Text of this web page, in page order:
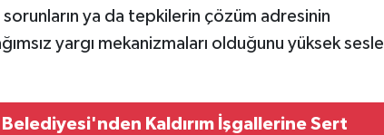
ya da tepkilerin çözüm adresinin
yargı mekanizmaları olduğunu yüksek sesle
Belediyesi'nden Kaldırım İşgallerine Sert